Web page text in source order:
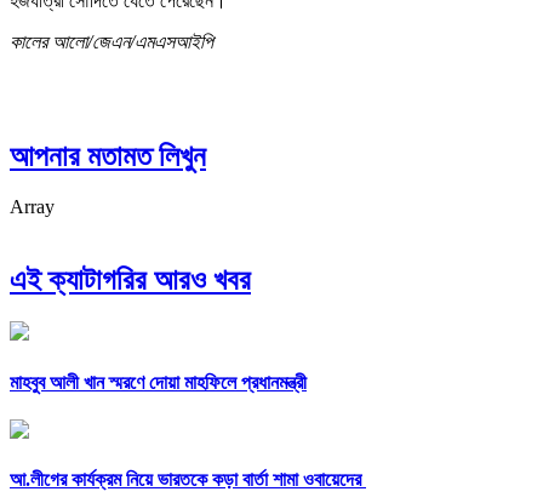
কালের আলো/জেএন/এমএসআইপি
আপনার মতামত লিখুন
Array
এই ক্যাটাগরির আরও খবর
মাহবুব আলী খান স্মরণে দোয়া মাহফিলে প্রধানমন্ত্রী
আ.লীগের কার্যক্রম নিয়ে ভারতকে কড়া বার্তা শামা ওবায়েদের